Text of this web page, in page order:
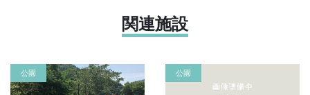
関連施設
公園 公園